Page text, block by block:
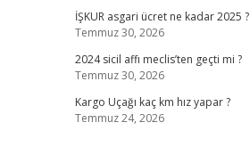
İŞKUR asgari ücret ne kadar 2025 ?
Temmuz 30, 2026
2024 sicil affı meclis’ten geçti mi ?
Temmuz 30, 2026
Kargo Uçağı kaç km hız yapar ?
Temmuz 24, 2026